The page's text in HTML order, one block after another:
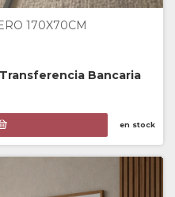
170X70CM
Bancaria
en stock